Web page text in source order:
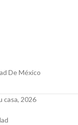
De México
casa, 2026